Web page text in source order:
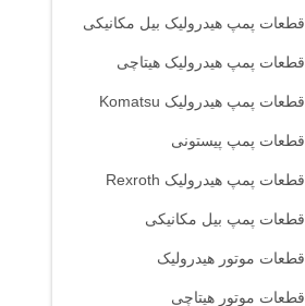
قطعات پمپ هیدرولیک بیل مکانیکی
قطعات پمپ هیدرولیک هیتاچی
قطعات پمپ هیدرولیک Komatsu
قطعات پمپ پیستونی
قطعات پمپ هیدرولیک Rexroth
قطعات پمپ بیل مکانیکی
قطعات موتور هیدرولیک
قطعات موتور هیتاچی